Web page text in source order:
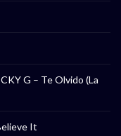
G – Te Olvido (La
It